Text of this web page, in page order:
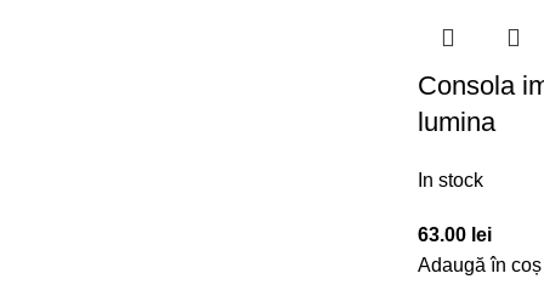
Consola
lumina
In stock
63.00 lei
Adaugă în coș